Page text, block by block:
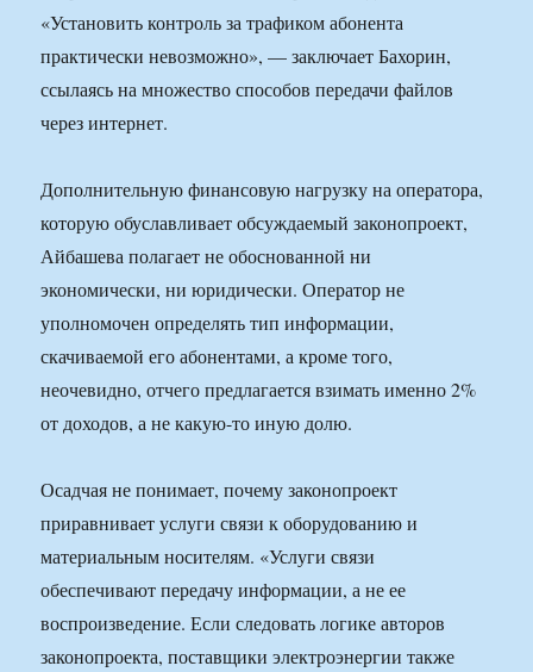
«Установить контроль за трафиком абонента
практически невозможно», — заключает Бахорин,
ссылаясь на множество способов передачи файлов
через интернет.
Дополнительную финансовую нагрузку на оператора,
которую обуславливает обсуждаемый законопроект,
Айбашева полагает не обоснованной ни
экономически, ни юридически. Оператор не
уполномочен определять тип информации,
скачиваемой его абонентами, а кроме того,
неочевидно, отчего предлагается взимать именно 2%
от доходов, а не какую-то иную долю.
Осадчая не понимает, почему законопроект
приравнивает услуги связи к оборудованию и
материальным носителям. «Услуги связи
обеспечивают передачу информации, а не ее
воспроизведение. Если следовать логике авторов
законопроекта, поставщики электроэнергии также